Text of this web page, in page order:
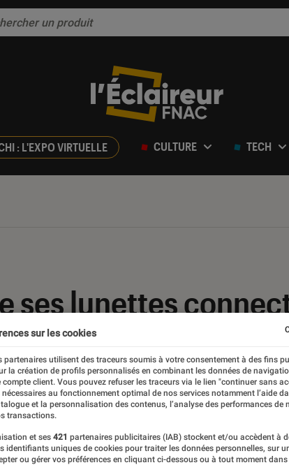
: L'EXPO VIRTUELLE CULTURE TECH
ses lunettes
300 €
sur les cookies
partenaires utilisent des traceurs soumis à votre consentement à des fins
la création de profils personnalisés en combinant les données de
compte client. Vous pouvez refuser les traceurs via le lien "continuer sans
nécessaires au fonctionnement optimal de nos services notamment l’aide
et la personnalisation des contenus, l’analyse des performances de
transactions.
et ses 421 partenaires publicitaires (IAB) stockent et/ou accèdent à
identifiants uniques de cookies pour traiter les données personnelles, sur
ou gérer vos préférences en cliquant ci-dessous ou à tout moment dans